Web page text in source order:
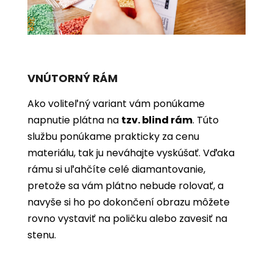
VNÚTORNÝ RÁM
Ako voliteľný variant vám ponúkame
napnutie plátna na tzv. blind rám. Túto
službu ponúkame prakticky za cenu
materiálu, tak ju neváhajte vyskúšať. Vďaka
rámu si uľahčíte celé diamantovanie,
pretože sa vám plátno nebude rolovať, a
navyše si ho po dokončení obrazu môžete
rovno vystaviť na poličku alebo zavesiť na
stenu.